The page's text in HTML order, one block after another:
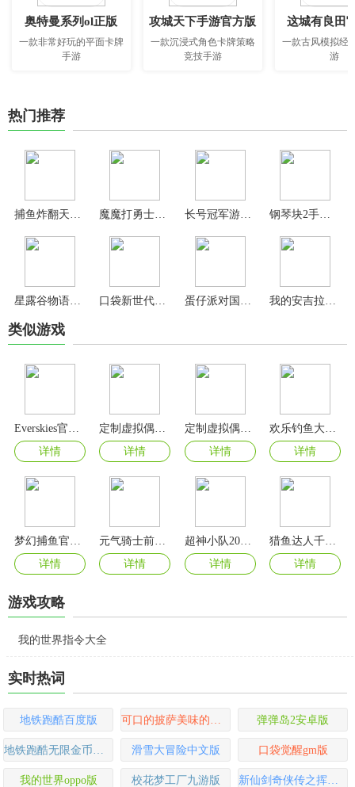
奥特曼系列ol正版
一款非常好玩的平面卡牌
手游
攻城天下手游官方版
一款沉浸式角色卡牌策略
竞技手游
这城有良田
一款古风模拟经
游
热门推荐
长号冠军游戏(Music Champion)
星露谷物语手机版中文版
类似游戏
详情
详情
定制虚拟偶像2024最新版
详情
详情
详情
详情
超神小队2024最新版
详情
详情
游戏攻略
我的世界指令大全
实时热词
地铁跑酷百度版 弹弹岛2安卓版
滑雪大冒险中文版 口袋觉醒gm版
我的世界oppo版 校花梦工厂九游版